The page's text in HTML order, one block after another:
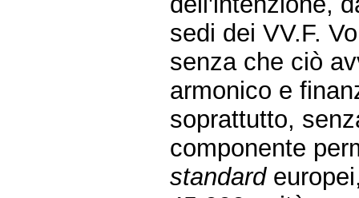
sedi dei VV.F.
senza che ciò
armonico e
soprattutto,
componente
standard